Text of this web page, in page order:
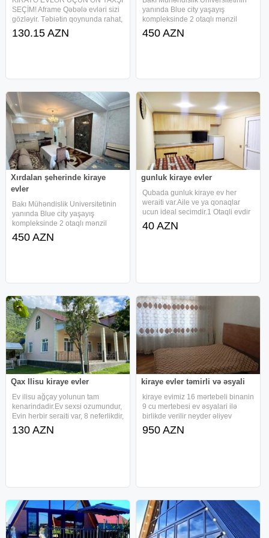
SEÇİM! Aframe Qəbələ evləri sizi
gözləyir. Təbiətin qoynunda rahat,
komfortlu və sakit istirahət üçün
ideal məkan. Gündəlik və həftəlik
130.15 AZN
yanında Blue city yaşayış
kompleksinde 2 otaqlı mənzil
kiraye verilir. Kondisaner,
paltaryuyan ve.s Yaxınlıqda
450 AZN
Xırdalan şeherinde kiraye
evler
Bakı Mühəndislik Universitetinin
yanında Blue city yaşayış
kompleksinde 2 otaqlı mənzil
kiraye verilir. Kondisaner,
paltaryuyan ve.s Yaxınlıqda
450 AZN
gunluk kiraye evler
Qubada gunluk kiraye ev her
weraiti var.Aile ve ya qonaqlar
ucun ideal secimdir.1 Otaqli evdir
3.4 nefer qala biler.watsapa yaza
bilersiz.Qiymet adam sayina gore
40 AZN
Qax Ilisu kiraye evler
Ev ilisu ağçay yolunun tam
kenarindadir.Ev sexsi ozumundur,
Evin herbir seraiti var, 8 neferlikdir,
isdilik sistemi kombidir. Wifi,
manqal, samavar evde movcudur,
130 AZN
kiraye evler təmirli və əsyali
kiraye evimiz 16 mərtebeli binanin
9 cu mertebesi ev əsyalari ilə
birlikde verilir neyder əliyev
prospekti nəriman nərimanov
metrosuna yaxin təhsil nazirliyinin
950 AZN